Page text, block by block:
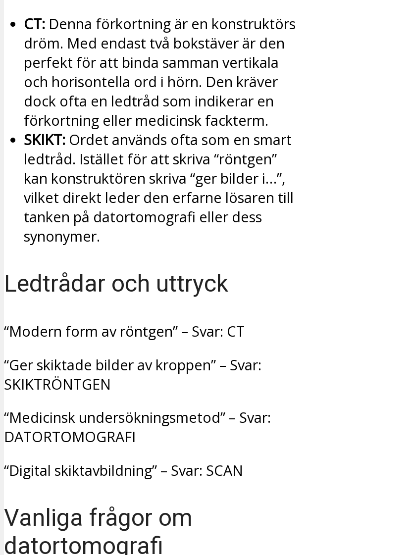
CT: Denna förkortning är en konstruktörs
dröm. Med endast två bokstäver är den
perfekt för att binda samman vertikala
och horisontella ord i hörn. Den kräver
dock ofta en ledtråd som indikerar en
förkortning eller medicinsk fackterm.
SKIKT: Ordet används ofta som en smart
ledtråd. Istället för att skriva “röntgen”
kan konstruktören skriva “ger bilder i…”,
vilket direkt leder den erfarne lösaren till
tanken på datortomografi eller dess
synonymer.
Ledtrådar och uttryck
“Modern form av röntgen” – Svar: CT
“Ger skiktade bilder av kroppen” – Svar:
SKIKTRÖNTGEN
“Medicinsk undersökningsmetod” – Svar:
DATORTOMOGRAFI
“Digital skiktavbildning” – Svar: SCAN
Vanliga frågor om
datortomografi